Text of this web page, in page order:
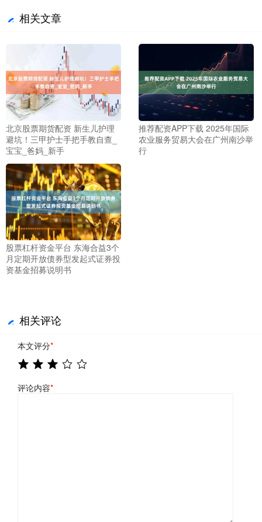
相关文章
北京股票期货配资 新生儿护理
避坑！三甲护士手把手教自查_
宝宝_爸妈_新手
推荐配资APP下载 2025年国际
农业服务贸易大会在广州南沙举
行
股票杠杆资金平台 东海合益3个
月定期开放债券型发起式证券投
资基金招募说明书
相关评论
本文评分*
评论内容*